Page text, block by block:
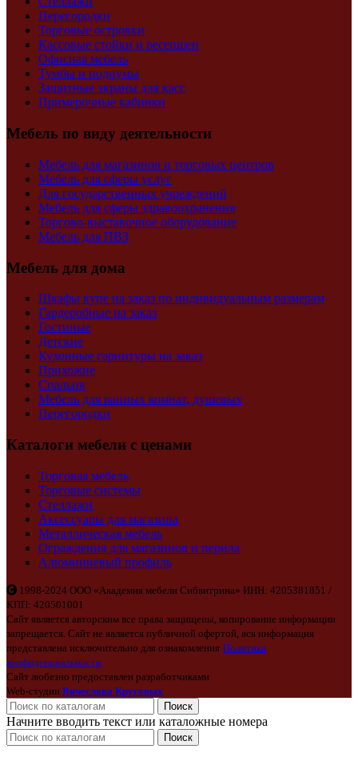
Перегородки
Торговые островки
Кассовые стойки и ресепшен
Офисная мебель
Тумбы и подиумы
Защитные экраны для касс
Примерочные кабинки
Мебель по виду деятельности
Мебель для магазинов и торговых центров
Мебель для сферы услуг
Для государственных учреждений
Мебель для сферы здравоохранения
Торгово-выставочное оборудование
Мебель для ПВЗ
Мебель для дома
Шкафы купе на заказ по индивидуальным размерам
Гардеробные на заказ
Гостиные
Детские
Кухонные гарнитуры на заказ
Прихожие
Спальня
Мебель для ванных комнат, душевых
Перегородки
Каталоги мебели с ценами
Торговая мебель
Торговые системы
Стеллажи
Аксессуары для магазина
Металлическая мебель
Ограждения для магазинов и перила
Алюминиевый профиль
1998-2024 ООО «Академия мебели Сибвитрина» ИНН: 4205381851 /
КПП: 420501001
Сайт является авторским все права защищены, копирование информации
запрещается. Сайт не является публичной офертой, вся информация
представлена исключительно для ознакомления Политика
конфиденциальности
Сайт любезно предоставлен разработчиками
Web-студии Вячеслава Круговых
Поиск
Начните вводить текст или каталожные номера
Поиск